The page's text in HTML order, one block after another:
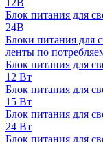
12В
Блок питания для
24В
Блоки питания для
ленты по
Блок питания для
12 Вт
Блок питания для
15 Вт
Блок питания для
24 Вт
Блок питания для